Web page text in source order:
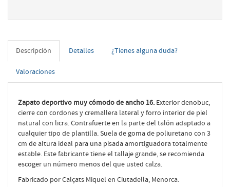
Descripción Detalles ¿Tienes alguna duda?
Valoraciones
Zapato deportivo muy cómodo de ancho 16. Exterior denobuc,
cierre con cordones y cremallera lateral y forro interior de piel
natural con licra. Contrafuerte en la parte del talón adaptado a
cualquier tipo de plantilla. Suela de goma de poliuretano con 3
cm de altura ideal para una pisada amortiguadora totalmente
estable. Este fabricante tiene el tallaje grande, se recomienda
escoger un número menos del que usted calza.
Fabricado por Calçats Miquel en Ciutadella, Menorca.